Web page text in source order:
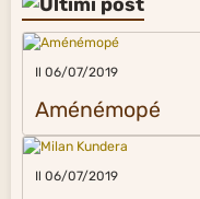
Il 06/07/2019
Aménémopé
Il 06/07/2019